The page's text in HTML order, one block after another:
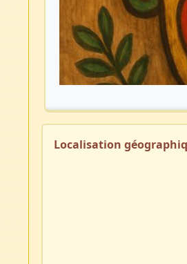
Localisation